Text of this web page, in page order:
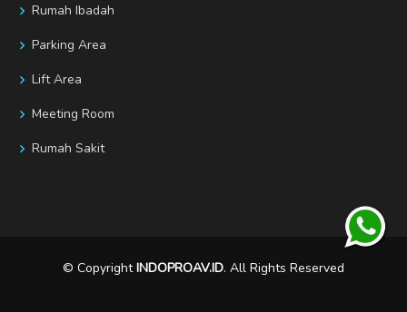
Rumah Ibadah
Parking Area
Lift Area
Meeting Room
Rumah Sakit
© CopyrightINDOPROAV.ID. All Rights Reserved